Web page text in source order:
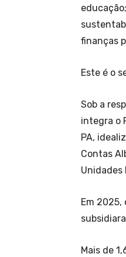
finanças
Este é o
Sob a
integra o
PA,
Contas
Unidades
Em
Mais de